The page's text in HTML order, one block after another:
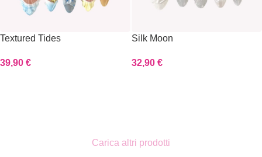
Textured Tides
39,90 €
Silk Moon
32,90 €
Carica altri prodotti